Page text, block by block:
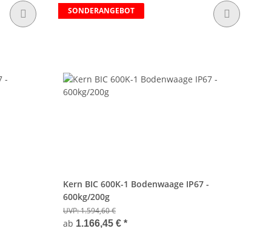
SONDERANGEBOT
Kern BIC 600K-1 Bodenwaage IP67 -
600kg/200g
UVP:1.594,60 €
ab 1.166,45 € *